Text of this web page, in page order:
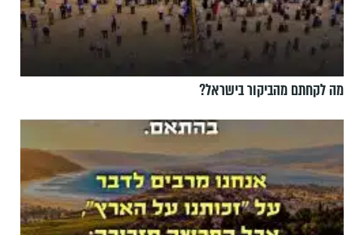
מה לקחתם מהביקור בישראל?